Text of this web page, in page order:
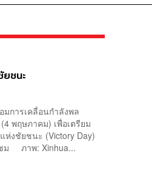
ชนะ
การเคลื่อนกำลังพล
พฤษภาคม) เพื่อเตรียม
งชัยชนะ (Victory Day)
ม ภาพ: Xinhua...